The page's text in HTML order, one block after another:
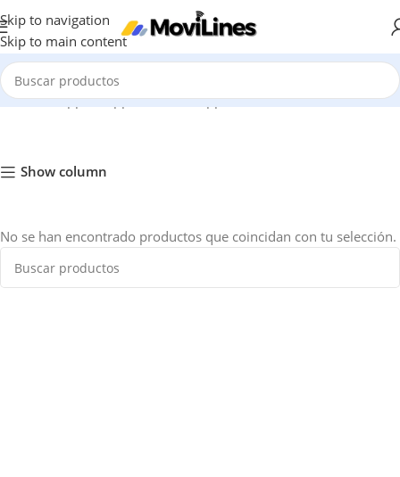
Skip to navigation
Skip to main content
Móviles Apple/ Apple iPhone/ Apple iPhone 14/ iPhone 14 Pro
Show column
No se han encontrado productos que coincidan con tu selección.